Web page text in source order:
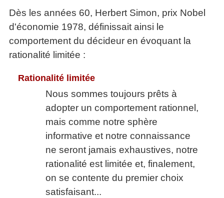
Dès les années 60, Herbert Simon, prix Nobel
d'économie 1978, définissait ainsi le
comportement du décideur en évoquant la
rationalité limitée :
Rationalité limitée
Nous sommes toujours prêts à
adopter un comportement rationnel,
mais comme notre sphère
informative et notre connaissance
ne seront jamais exhaustives, notre
rationalité est limitée et, finalement,
on se contente du premier choix
satisfaisant...